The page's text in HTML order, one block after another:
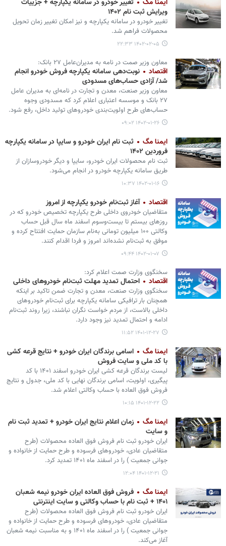
ایمنا مگ
تغییر خودرو در سامانه یکپارچه + جزییات
ویرایش ثبت نام ۱۴۰۲
تغییر خودرو در سامانه یکپارچه و نیز امکان تغییر زمان تحویل
محصولات فراهم شد.
۱۴۰۲-۰۲-۰۵ ۲۲:۳۳
معاون وزیر صمت در نامه‌ به مدیران‌عامل ۲۷ بانک:
اقتصاد
نوبت‌دهی سامانه یکپارچه فروش خودرو انجام
شد/ آزادی حساب‌های مسدودی
معاون وزیر صنعت، معدن و تجارت در نامه‌ای به مدیران عامل
۲۷ بانک و موسسه اعتباری اعلام کرد که مسدودی وجوه
حساب‌های طرح اولویت‌بندی خودروهای تولید داخل، رفع شود.
۱۴۰۲-۰۱-۲۶ ۰۹:۰۲
ایمنا مگ
ثبت نام ایران خودرو و سایپا در سامانه یکپارچه
فروردین ۱۴۰۲
ثبت نام محصولات ایران خودرو، سایپا و دیگر خودروسازان از
طریق سامانه یکپارچه خودرو در انجام می‌شود.
۱۴۰۲-۰۱-۱۶ ۱۰:۳۷
اقتصاد آغاز ثبت‌نام خودرو یکپارچه از امروز
متقاضیان خودروی داخلی طرح یکپارچه تخصیص خودرو که در
روزهای بیستم تا بیست‌وسوم اسفند ماه سال قبل حساب
وکالتی ۱۰۰ میلیون تومانی به‌نام سازمان حمایت افتتاح کرده و
موفق به ثبت‌نام نشده‌اند امروز و فردا اقدام کنند.
۱۴۰۲-۰۱-۰۷ ۰۹:۴۴
سخنگوی وزارت صمت اعلام کرد:
اقتصاد احتمال تمدید مهلت ثبت‌نام خودروهای داخلی
سخنگوی وزارت صنعت، معدن و تجارت ضمن تاکید بر اینکه
همچنان بار ترافیکی سامانه یکپارچه برای ثبت‌نام خودروهای
داخلی بالاست، از مردم خواست نگران نباشند، زیرا روند ثبت‌نام
ادامه و احتمال تمدید نیز وجود دارد.
۱۴۰۱-۱۲-۲۷ ۱۱:۵۲
ایمنا مگ
اسامی برندگان ایران خودرو + نتایج قرعه کشی
با کد ملی و سایت فروش
لیست برندگان قرعه کشی ایران خودرو اسفند ۱۴۰۱ با کد
پیگیری، اولویت، اسامی برندگان نهایی با کد ملی، جدول و نتایج
فروش فوق العاده با حساب وکالتی اعلام شد.
۱۴۰۱-۱۲-۲۲ ۱۰:۱۵
ایمنا مگ
زمان اعلام نتایج ایران خودرو + تمدید ثبت نام
و سایت
ایران خودرو ثبت نام فروش فوق العاده محصولات (طرح
متقاضیان عادی، خودروهای فرسوده و طرح حمایت از خانواده و
جوانی جمعیت ) را در اسفند ماه ۱۴۰۱ تمدید کرد.
۱۴۰۱-۱۲-۲۱ ۱۲:۰۴
ایمنا مگ
فروش فوق العاده ایران خودرو نیمه شعبان
۱۴۰۱ + ثبت نام با حساب وکالتی و سایت اینترنتی
ایران خودرو ثبت نام فروش فوق العاده محصولات (طرح
متقاضیان عادی، خودروهای فرسوده و طرح حمایت از خانواده و
جوانی جمعیت ) را در اسفند ماه ۱۴۰۱ و به مناسبت نیمه شعبان
آغاز می‌کند.